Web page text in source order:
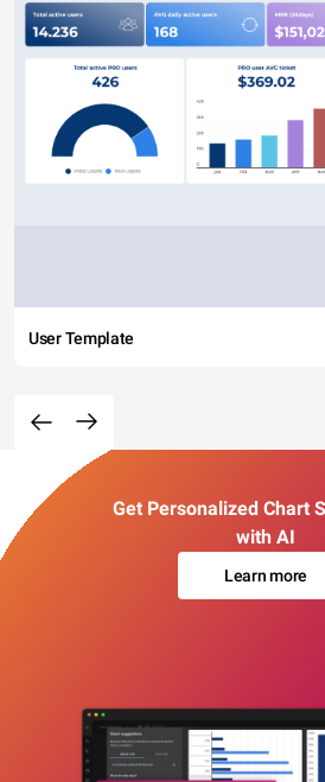
User Template
Get Personalized Chart
with AI
Learn more